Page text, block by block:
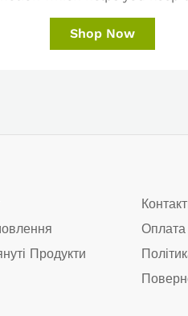
Shop Now
Продукти
Оплата